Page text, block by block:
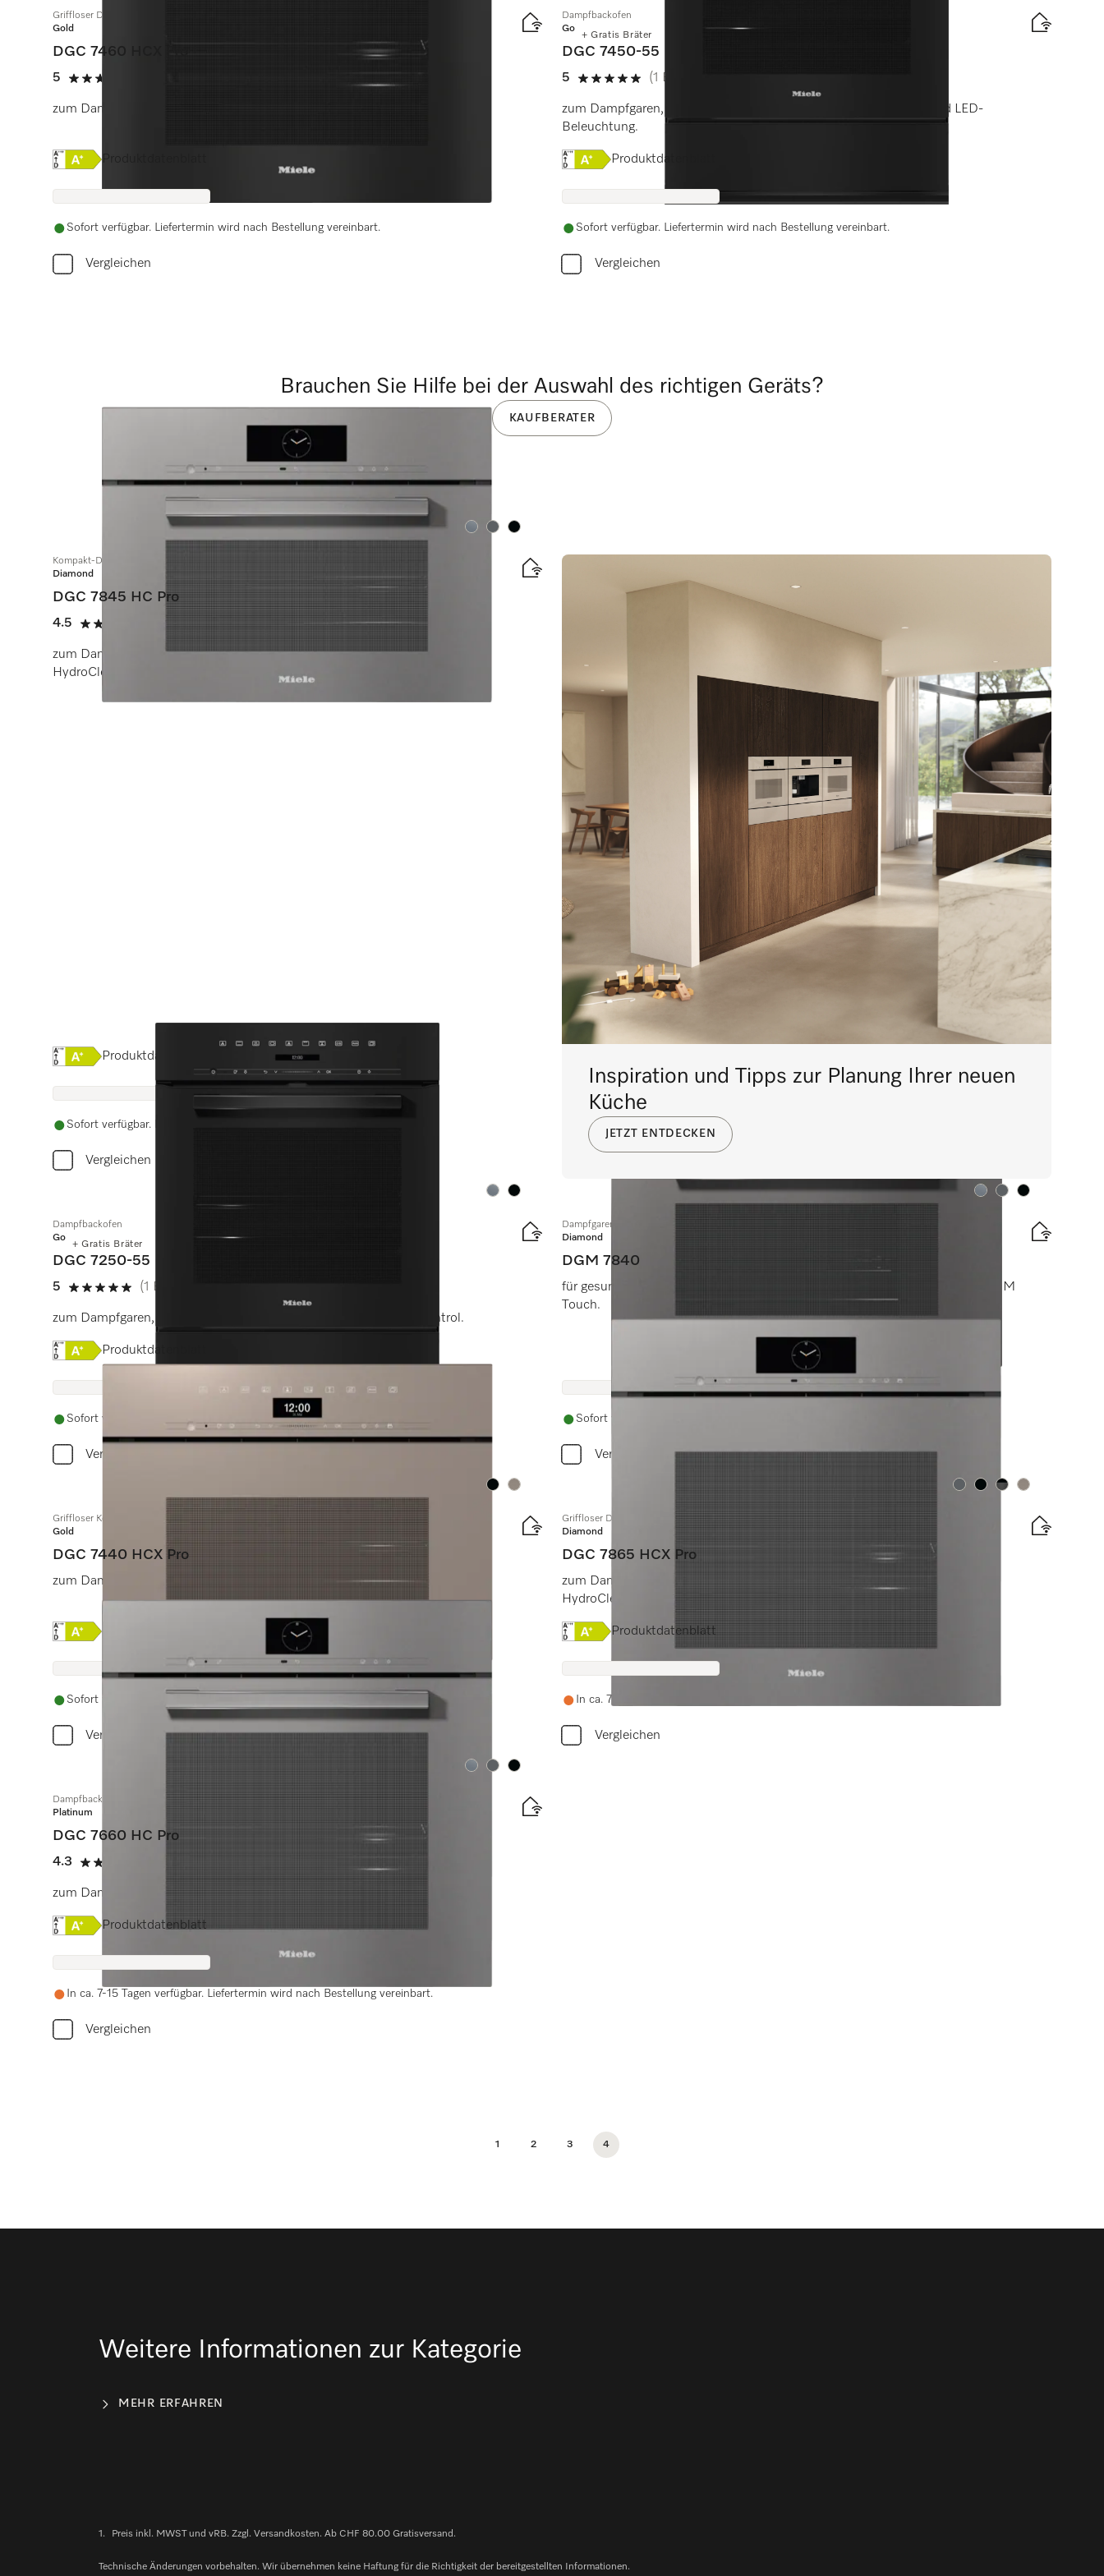
Griffloser Dampfbackofen
Gold
DGC 7460 HCX Pro
5
5 von 5 Sternen
zum Dampfgaren, Backen, Braten mit Vernetzung + HydroClean.
Onlinelabel Image, Energielabel
Sofort verfügbar. Liefertermin wird nach Bestellung vereinbart.
Vergleichen
+ Gratis Bräter
Dampfbackofen
Gold
DGC 7450-55
5
5 von 5 Sternen
(1 Bewertung)
zum Dampfgaren, Backen, Braten mit Vernetzung, TasteControl und LED-
Beleuchtung.
Onlinelabel Image, Energielabel
Produktdatenblatt
Sofort verfügbar. Liefertermin wird nach Bestellung vereinbart.
Vergleichen
Farbe:Farbe:Farbe:
Kompakt-Dampfbackofen mit Frisch- und Abwasseranschluss
Diamond
DGC 7845 HC Pro
4.5
4.5 von 5 Sternen
(2 Bewertungen)
zum Dampfgaren, Backen, Braten mit kabellosem Speisenthermometer +
HydroClean.
Onlinelabel Image, Energielabel
Produktdatenblatt
Sofort verfügbar. Liefertermin wird nach Bestellung vereinbart.
Vergleichen
+ Gratis Bräter
Farbe:Farbe:
Dampfbackofen
Gold
DGC 7250-55
5
5 von 5 Sternen
(1 Bewertung)
zum Dampfgaren, Backen und Braten mit Vernetzung und TasteControl.
Onlinelabel Image, Energielabel
Produktdatenblatt
Sofort verfügbar. Liefertermin wird nach Bestellung vereinbart.
Vergleichen
Farbe:Farbe:Farbe:
Dampfgarer mit Mikrowelle
Diamond
DGM 7840
für gesundes Kochen und schnelles Erwärmen mit Vernetzung, Menügaren + M
Touch.
Sofort verfügbar. Liefertermin wird nach Bestellung vereinbart.
Vergleichen
Farbe:Farbe:
Griffloser Kompakt-Dampfbackofen
Gold
DGC 7440 HCX Pro
zum Dampfgaren, Backen, Braten mit Vernetzung + HydroClean.
Onlinelabel Image, Energielabel
Sofort verfügbar. Liefertermin wird nach Bestellung vereinbart.
Vergleichen
Farbe:Farbe:Farbe:Farbe:
Griffloser Dampfbackofen mit Frisch- und Abwasseranschluss
Diamond
DGC 7865 HCX Pro
zum Dampfgaren, Backen, Braten mit kabellosem Speisenthermometer +
HydroClean.
Onlinelabel Image, Energielabel
Produktdatenblatt
In ca. 7-15 Tagen verfügbar. Liefertermin wird nach Bestellung vereinbart.
Vergleichen
Farbe:Farbe:Farbe:
Dampfbackofen
Platinum
DGC 7660 HC Pro
4.3
4.3 von 5 Sternen
zum Dampfgaren, Backen, Braten mit Speisenthermometer + HydroClean.
Onlinelabel Image, Energielabel
Produktdatenblatt
In ca. 7-15 Tagen verfügbar. Liefertermin wird nach Bestellung vereinbart.
Vergleichen
Brauchen Sie Hilfe bei der Auswahl des richtigen Geräts?
KAUFBERATER
Inspiration und Tipps zur Planung Ihrer neuen
Küche
JETZT ENTDECKEN
1 2 3 4
Weitere Informationen zur Kategorie
MEHR ERFAHREN
1. Preis inkl. MWST und vRB. Zzgl. Versandkosten. Ab CHF 80.00 Gratisversand.
Technische Änderungen vorbehalten. Wir übernehmen keine Haftung für die Richtigkeit der bereitgestellten Informationen.